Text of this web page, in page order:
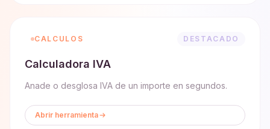
CALCULOS DESTACADO
Calculadora IVA
Anade o desglosa IVA de un importe en segundos.
Abrir herramienta